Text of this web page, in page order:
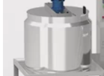
trạng xấu khác.
cẩn thận và kỹ càng.
hàng và báo ngay
Mua nguyên liệu